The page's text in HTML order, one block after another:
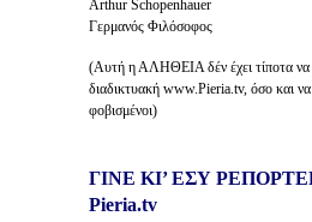
Arthur Schopenhauer
Γερμανός Φιλόσοφος
(Αυτή η ΑΛΗΘΕΙΑ δέν έχει τίποτα να
διαδικτυακή www.Pieria.tv, όσο και
φοβισμένοι)
ΓΙΝΕ ΚΙ’ ΕΣΥ
Pieria.tv